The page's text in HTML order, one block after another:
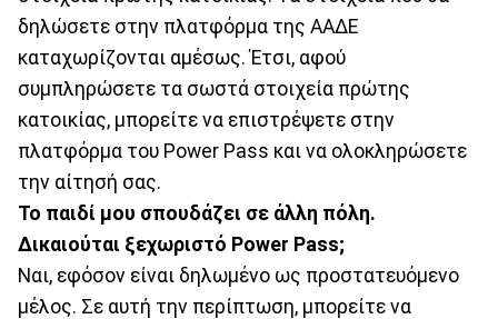
δηλώσετε στην πλατφόρμα της ΑΑΔΕ
καταχωρίζονται αμέσως. Έτσι, αφού
συμπληρώσετε τα σωστά στοιχεία πρώτης
κατοικίας, μπορείτε να επιστρέψετε στην
πλατφόρμα του Power Pass και να ολοκληρώσετε
την αίτησή σας.
Το παιδί μου σπουδάζει σε άλλη πόλη.
Δικαιούται ξεχωριστό Power Pass;
Ναι, εφόσον είναι δηλωμένο ως προστατευόμενο
μέλος. Σε αυτή την περίπτωση, μπορείτε να